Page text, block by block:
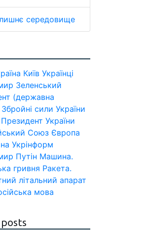
середовище
Київ Українці
Зеленський
(державна
Збройні сили України
Президент України
Союз Європа
Укрінформ
Путін Машина.
гривня Ракета.
літальний апарат
мова